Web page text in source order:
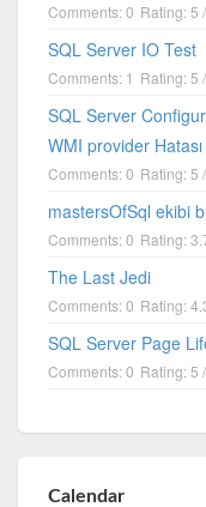
Comments: 0 Rating: 5
SQL Server IO Test
Comments: 1 Rating: 5
SQL Server
WMI provider Hatası
Comments: 0 Rating: 5
mastersOfSql ekibi
Comments: 0 Rating:
The Last Jedi
Comments: 0 Rating:
SQL Server Page
Comments: 0 Rating: 5
Calendar